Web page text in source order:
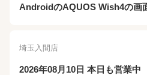
AndroidのAQUOS Wish4の画
埼玉入間店
2026年08月10日 本日も営業中